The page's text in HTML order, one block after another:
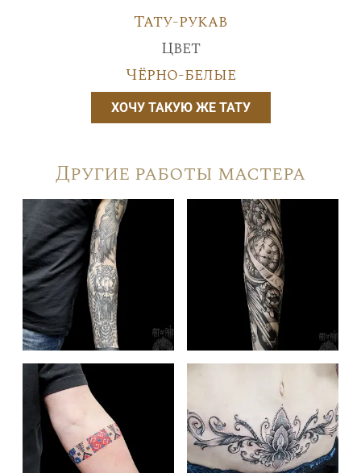
Тату-рукав
Цвет
Чёрно-белые
ХОЧУ ТАКУЮ ЖЕ ТАТУ
Другие работы мастера